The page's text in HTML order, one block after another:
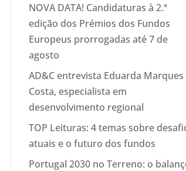
NOVA DATA! Candidaturas à 2.ª
edição dos Prémios dos Fundos
Europeus prorrogadas até 7 de
agosto
AD&C entrevista Eduarda Marques
Costa, especialista em
desenvolvimento regional
TOP Leituras: 4 temas sobre
atuais e o futuro dos fundos
Portugal 2030 no Terreno: o